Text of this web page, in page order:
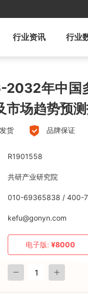
行业资讯 行业
年中国
市场趋势预
货 品牌保证
R1901558
共研产业研究院
010-69365838 / 400-
kefu@gonyn.com
电子版: ¥8000